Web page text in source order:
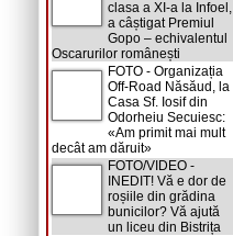
clasa a XI-a la Infoel,
a câștigat Premiul
Gopo – echivalentul
Oscarurilor românești
FOTO - Organizația
Off-Road Năsăud, la
Casa Sf. Iosif din
Odorheiu Secuiesc:
«Am primit mai mult
decât am dăruit»
FOTO/VIDEO -
INEDIT! Vă e dor de
roșiile din grădina
bunicilor? Vă ajută
un liceu din Bistrița